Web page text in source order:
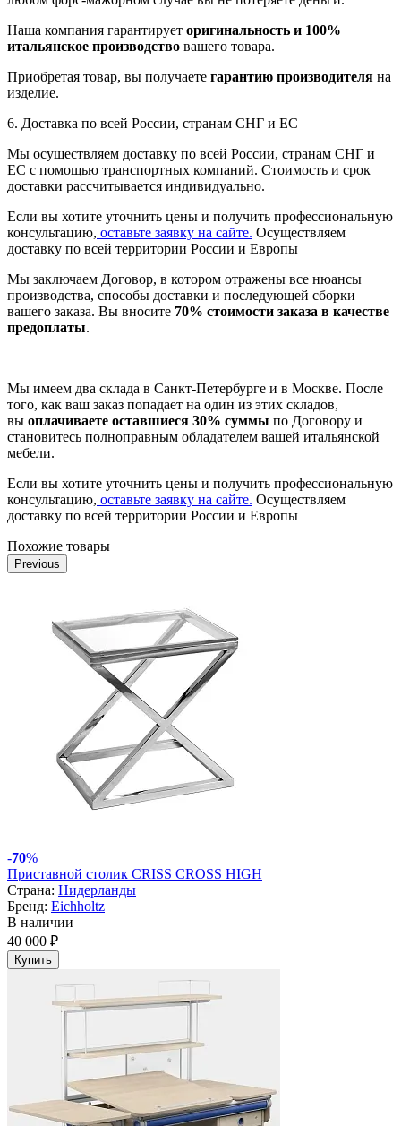
Наша компания гарантирует оригинальность и 100%
итальянское производство вашего товара.
Приобретая товар, вы получаете гарантию производителя на
изделие.
6. Доставка по всей России, странам СНГ и ЕС
Мы осуществляем доставку по всей России, странам СНГ и
ЕС с помощью транспортных компаний. Стоимость и срок
доставки рассчитывается индивидуально.
Если вы хотите уточнить цены и получить профессиональную
консультацию, оставьте заявку на сайте. Осуществляем
доставку по всей территории России и Европы
Мы заключаем Договор, в котором отражены все нюансы
производства, способы доставки и последующей сборки
вашего заказа. Вы вносите 70% стоимости заказа в качестве
предоплаты.
Мы имеем два склада в Санкт-Петербурге и в Москве. После
того, как ваш заказ попадает на один из этих складов,
вы оплачиваете оставшиеся 30% суммы по Договору и
становитесь полноправным обладателем вашей итальянской
мебели.
Если вы хотите уточнить цены и получить профессиональную
консультацию, оставьте заявку на сайте. Осуществляем
доставку по всей территории России и Европы
Похожие товары
Previous
-70%
Приставной столик CRISS CROSS HIGH
Страна: Нидерланды
Бренд: Eichholtz
В наличии
40 000 ₽
Купить